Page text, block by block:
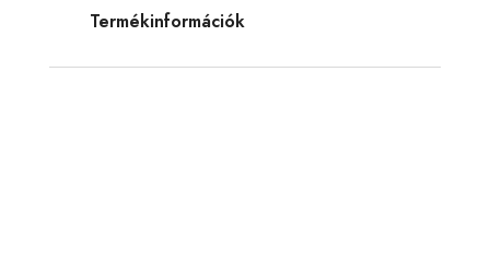
Termékinformációk